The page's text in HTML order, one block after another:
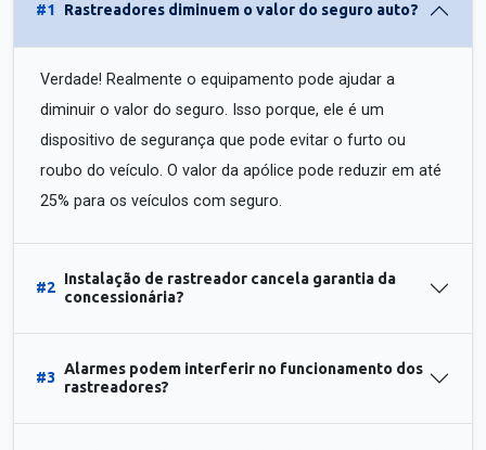
#1 Rastreadores diminuem o valor do seguro auto?
Verdade! Realmente o equipamento pode ajudar a
diminuir o valor do seguro. Isso porque, ele é um
dispositivo de segurança que pode evitar o furto ou
roubo do veículo. O valor da apólice pode reduzir em até
25% para os veículos com seguro.
#2
Instalação de rastreador cancela garantia da
concessionária?
#3
Alarmes podem interferir no funcionamento dos
rastreadores?